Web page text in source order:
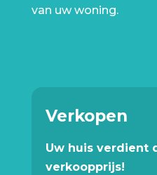
van uw woning.
Verkopen
Uw huis verdient
verkoopprijs!